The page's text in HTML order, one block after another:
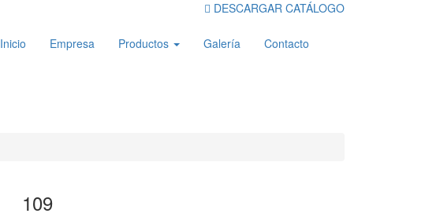
DESCARGAR CATÁLOGO
Inicio Empresa Productos Galería Contacto
109